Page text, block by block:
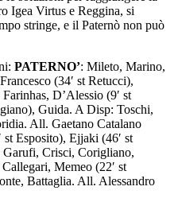
Igea Virtus e Reggina, si
stringe, e il Paternò non può
PATERNO’: Mileto, Marino,
(34′ st Retucci),
D’Alessio (9′ st
Guida. A Disp: Toschi,
All. Gaetano Catalano
st Esposito), Ejjaki (46′ st
Garufi, Crisci, Corigliano,
Memeo (22′ st
Battaglia. All. Alessandro